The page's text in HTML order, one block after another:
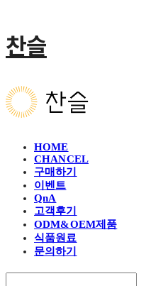
찬슬
HOME
CHANCEL
구매하기
이벤트
QnA
고객후기
ODM&OEM제품
식품원료
문의하기